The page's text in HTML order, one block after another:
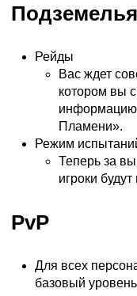
Рейды
Вас ждет
котором вы
информацию
Пламени».
Режим
Теперь за
игроки
PvP
Для всех
базовый